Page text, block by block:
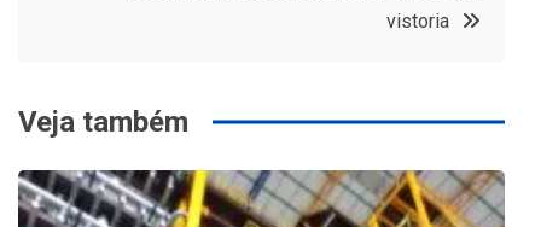
vistoria
Veja também